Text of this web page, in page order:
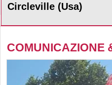
Circleville (Usa)
COMUNICAZIONE